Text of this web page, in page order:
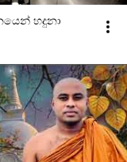
හදුනා